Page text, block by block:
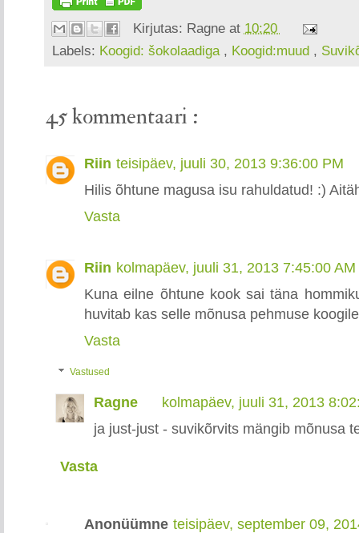
Kirjutas: Ragne at 10:20
Labels: Koogid: šokolaadiga , Koogid:muud ,
45 kommentaari :
Riin teisipäev, juuli 30, 2013 9:36:00 PM
Hilis õhtune magusa isu rahuldatud! :)
Vasta
Riin kolmapäev, juuli 31, 2013 7:45:00 AM
Kuna eilne õhtune kook sai täna
huvitab kas selle mõnusa pehmuse
Vasta
Vastused
Ragne
kolmapäev, juuli 31, 2013
ja just-just - suvikõrvits mängib mõnusa
Vasta
Anonüümne teisipäev, september 09,